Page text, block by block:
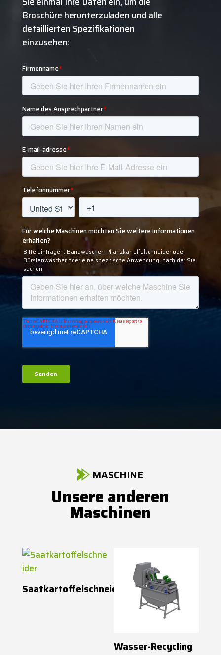
Broschüre herunterzuladen und alle
detaillierten Spezifikationen
einzusehen:
MASCHINE
Unsere anderen
Maschinen
Saatkartoffelschneider
Wasser-Recycling